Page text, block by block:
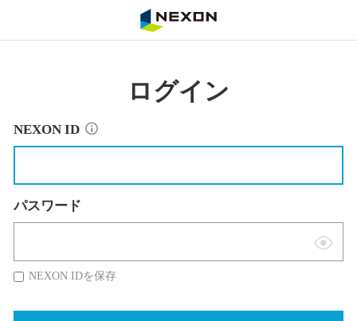
ログイン
NEXON ID
パスワード
表
替
NEXON IDを保存